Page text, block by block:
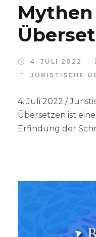
4. JULI 2022
JURISTISCHE
4. Juli 2022 /
Übersetzen ist
Erfindung der